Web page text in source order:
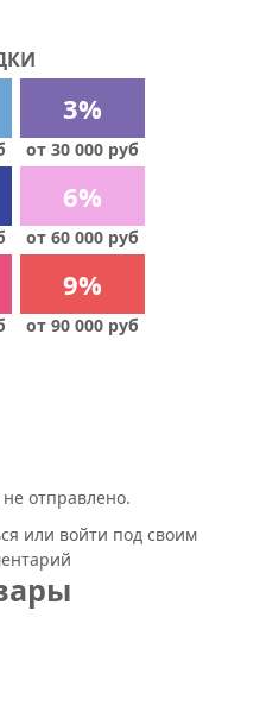
3%
от 30 000 руб
6%
от 60 000 руб
9%
от 90 000 руб
отправлено.
или войти под своим